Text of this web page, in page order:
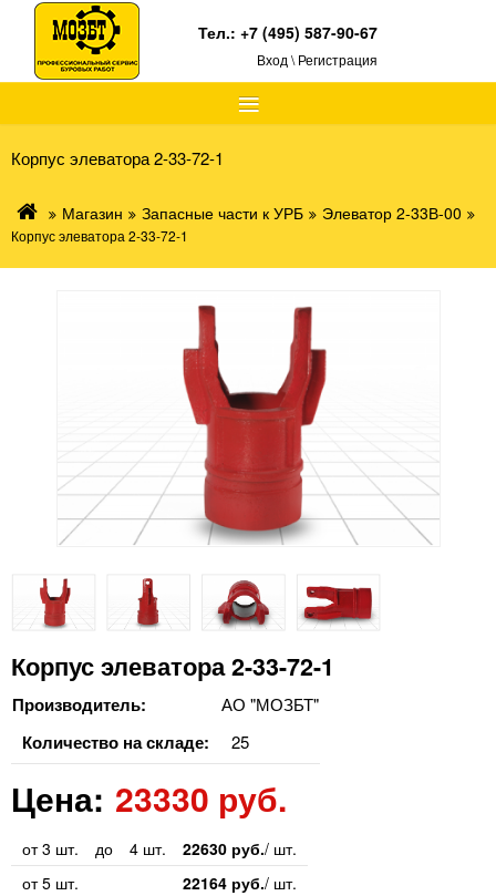
≡
Тел.:+7 (495) 587-90-67
Вход \ Регистрация
Корпус элеватора 2-33-72-1
Магазин Запасные части к УРБ Элеватор 2-33В-00
Корпус элеватора 2-33-72-1
Корпус элеватора 2-33-72-1
Производитель: АО "МОЗБТ"
Количество на складе: 25
Цена: 23330 руб.
от 3 шт. до 4 шт. 22630 руб./ шт.
от 5 шт.
22164 руб./ шт.